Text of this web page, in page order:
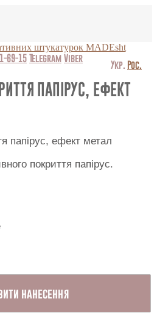
69-15TelegramViber
ПАПІРУС, ЕФЕКТ
покриття папірус.
нанесення
Укр. Рос.